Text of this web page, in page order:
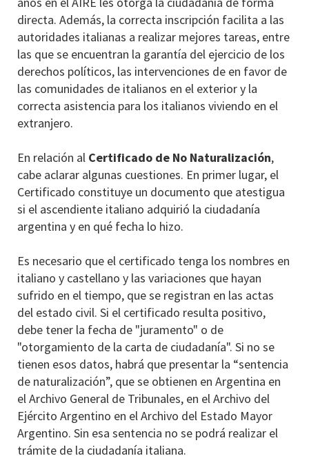
directa. Además, la correcta inscripción facilita a las
autoridades italianas a realizar mejores tareas, entre
las que se encuentran la garantía del ejercicio de los
derechos políticos, las intervenciones de en favor de
las comunidades de italianos en el exterior y la
correcta asistencia para los italianos viviendo en el
extranjero.
En relación al Certificado de No Naturalización,
cabe aclarar algunas cuestiones. En primer lugar, el
Certificado constituye un documento que atestigua
si el ascendiente italiano adquirió la ciudadanía
argentina y en qué fecha lo hizo.
Es necesario que el certificado tenga los nombres en
italiano y castellano y las variaciones que hayan
sufrido en el tiempo, que se registran en las actas
del estado civil. Si el certificado resulta positivo,
debe tener la fecha de "juramento" o de
"otorgamiento de la carta de ciudadanía". Si no se
tienen esos datos, habrá que presentar la “sentencia
de naturalización”, que se obtienen en Argentina en
el Archivo General de Tribunales, en el Archivo del
Ejército Argentino en el Archivo del Estado Mayor
Argentino. Sin esa sentencia no se podrá realizar el
trámite de la ciudadanía italiana.